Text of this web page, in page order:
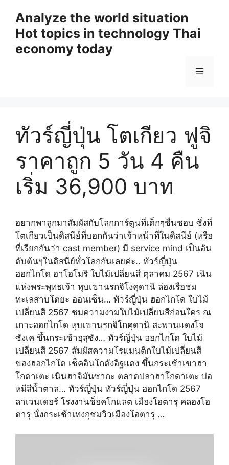
content
Analyze the world situation
Hot topics in technology Thai
economy today
Menu
ทัวร์ญี่ปุ่น โตเกียว ฟูจิ
ราคาถูก 5 วัน 4 คืน
เริ่ม 36,900 บาท
อยากพาลูกมาสัมผัสกับโลกการ์ตูนที่เด็กๆชื่นชอบ ซึ่งที่
โตเกียวเป็นดิสนีย์ที่บอกกันว่าเจ้าหน้าที่ในดิสนีย์ (หรือ
ที่เรียกกันว่า cast member) มี service mind เป็นอัน
ดับต้นๆในดิสนีย์ทั่วโลกกันเลยค่ะ.. ทัวร์ญี่ปุ่น
ฮอกไกโด อาโอโมริ ใบไม้เปลี่ยนสี ตุลาคม 2567 เนิน
แห่งพระพุทธเจ้า หุบเขานรกจิโงคุดานิ ล่องเรือชม
ทะเลสาบโตยะ ออนเซ็น… ทัวร์ญี่ปุ่น ฮอกไกโด ใบไม้
เปลี่ยนสี 2567 ชมความงามใบไม้เปลี่ยนสีก่อนใคร ณ
เกาะฮอกไกโด หุบเขานรกจิโกคุดานิ สะพานแดงโจ
ซังเค ขึ้นกระเช้าอุสุซัง… ทัวร์ญี่ปุ่น ฮอกไกโด ใบไม้
เปลี่ยนสี 2567 สัมผัสความโรแมนติกใบไม้เปลี่ยนสี
ของฮอกไกโด เช็คอินโกดังอิฐแดง ขึ้นกระเช้าเขาฮา
โกดาเตะ เนินฮาจิมันซากะ ตลาดปลาฮาโกดาเตะ บ่อ
หมีสีน้ำตาล… ทัวร์ญี่ปุ่น ทัวร์ญี่ปุ่น ฮอกไกโด 2567
ลาเวนเดอร์ โรงงานช็อคโกแลต เมืองโอตารุ คลองโอ
ตารุ นั่งกระเช้าเทงกุชมวิวเมืองโอตารุ …